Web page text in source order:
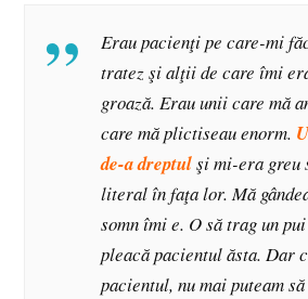
Erau pacienţi pe care-mi
tratez şi alţii de care îmi
groază. Erau unii care mă
care mă plictiseau enorm.
de-a dreptulşi mi-era greu
literal în faţa lor. Mă
somn îmi e. O să trag un
pleacă pacientul ăsta. Dar
pacientul, nu mai puteam